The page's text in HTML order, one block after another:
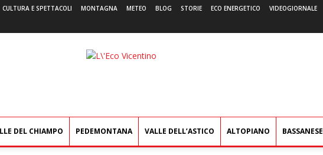
CULTURA E SPETTACOLI MONTAGNA METEO BLOG STORIE ECO ENERGETICO VIDEOGIORNALE
L'Eco
DEL CHIAMPO PEDEMONTANA VALLE DELL’ASTICO ALTOPIANO BASSANESE